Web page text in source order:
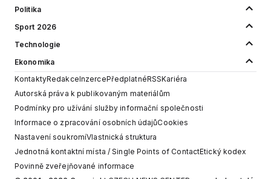
Politika
Sport 2026
Technologie
Ekonomika
KontaktyRedakceInzercePředplatnéRSSKariéra
Autorská práva k publikovaným materiálům
Podmínky pro užívání služby informační společnosti
Informace o zpracování osobních údajůCookies
Nastavení soukromíVlastnická struktura
Jednotná kontaktní místa / Single Points of ContactEtický kodex
Povinně zveřejňované informace